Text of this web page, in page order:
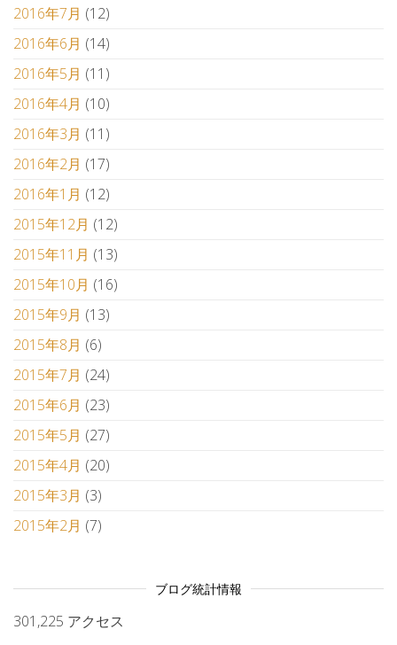
2016年7月 (12)
2016年6月 (14)
2016年5月 (11)
2016年4月 (10)
2016年3月 (11)
2016年2月 (17)
2016年1月 (12)
2015年12月 (12)
2015年11月 (13)
2015年10月 (16)
2015年9月 (13)
2015年8月 (6)
2015年7月 (24)
2015年6月 (23)
2015年5月 (27)
2015年4月 (20)
2015年3月 (3)
2015年2月 (7)
ブログ統計情報
301,225 アクセス